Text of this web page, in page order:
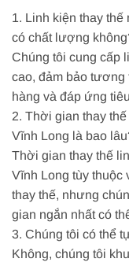
1. Linh kiện thay thế
có chất lượng
Chúng tôi cung cấp
cao, đảm bảo tương
hàng và đáp ứng
2. Thời gian thay
Vĩnh Long là bao
Thời gian thay thế
Vĩnh Long tùy thuộc
thay thế, nhưng
gian ngắn nhất có
3. Chúng tôi có thể
Không, chúng tôi